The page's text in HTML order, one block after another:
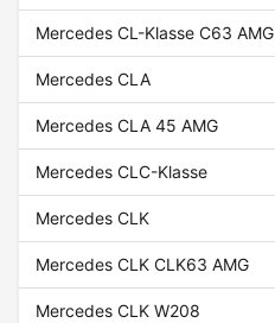
Mercedes CL-Klasse C63 AMG
Mercedes CLA
Mercedes CLA 45 AMG
Mercedes CLC-Klasse
Mercedes CLK
Mercedes CLK CLK63 AMG
Mercedes CLK W208